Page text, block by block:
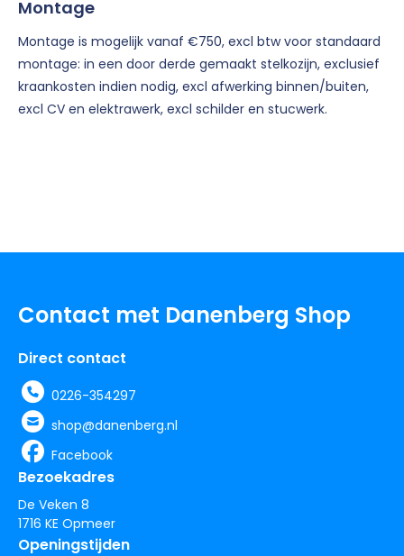
Montage
Montage is mogelijk vanaf €750, excl btw voor standaard
montage: in een door derde gemaakt stelkozijn, exclusief
kraankosten indien nodig, excl afwerking binnen/buiten,
excl CV en elektrawerk, excl schilder en stucwerk.
Contact met Danenberg Shop
Direct contact
0226-354297
shop@danenberg.nl
Facebook
Bezoekadres
De Veken 8
1716 KE Opmeer
Openingstijden